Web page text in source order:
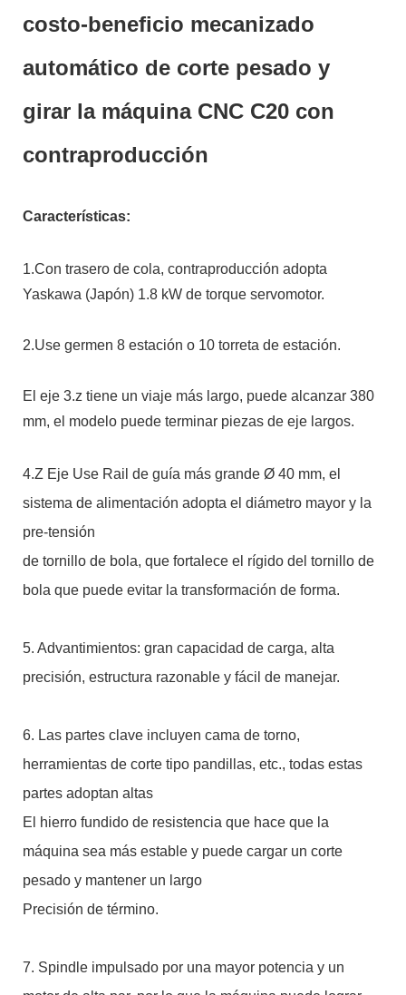
costo-beneficio mecanizado
automático de corte pesado y
girar la máquina CNC C20 con
contraproducción
Características:
1.Con trasero de cola, contraproducción adopta
Yaskawa (Japón) 1.8 kW de torque servomotor.
2.Use germen 8 estación o 10 torreta de estación.
El eje 3.z tiene un viaje más largo, puede alcanzar 380
mm, el modelo puede terminar piezas de eje largos.
4.Z Eje Use Rail de guía más grande Ø 40 mm, el
sistema de alimentación adopta el diámetro mayor y la
pre-tensión
de tornillo de bola, que fortalece el rígido del tornillo de
bola que puede evitar la transformación de forma.
5. Advantimientos: gran capacidad de carga, alta
precisión, estructura razonable y fácil de manejar.
6. Las partes clave incluyen cama de torno,
herramientas de corte tipo pandillas, etc., todas estas
partes adoptan altas
El hierro fundido de resistencia que hace que la
máquina sea más estable y puede cargar un corte
pesado y mantener un largo
Precisión de término.
7. Spindle impulsado por una mayor potencia y un